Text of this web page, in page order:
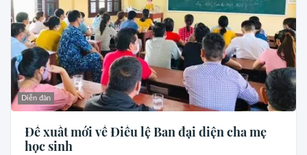
Diễn đàn
Đề xuất mới về Điều lệ Ban đại diện cha mẹ
học sinh